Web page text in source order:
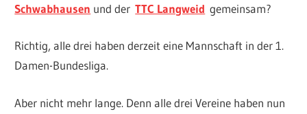
Schwabhausen und derTTC Langweid gemeinsam?
Richtig, alle drei haben derzeit eine Mannschaft in der 1.
Damen-Bundesliga.
Aber nicht mehr lange. Denn alle drei Vereine haben nun